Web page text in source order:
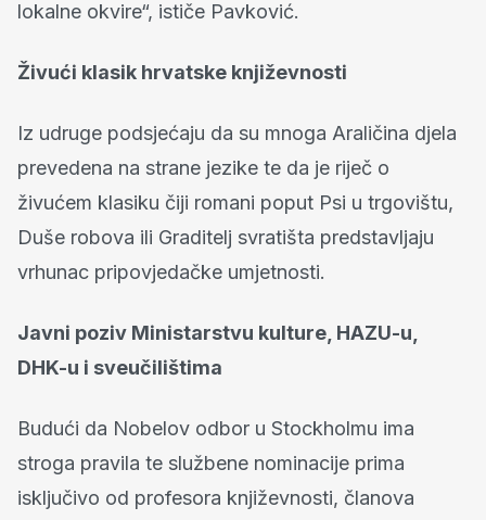
lokalne okvire“, ističe Pavković.
Živući klasik hrvatske književnosti
Iz udruge podsjećaju da su mnoga Araličina djela
prevedena na strane jezike te da je riječ o
živućem klasiku čiji romani poput Psi u trgovištu,
Duše robova ili Graditelj svratišta predstavljaju
vrhunac pripovjedačke umjetnosti.
Javni poziv Ministarstvu kulture, HAZU-u,
DHK-u i sveučilištima
Budući da Nobelov odbor u Stockholmu ima
stroga pravila te službene nominacije prima
isključivo od profesora književnosti, članova